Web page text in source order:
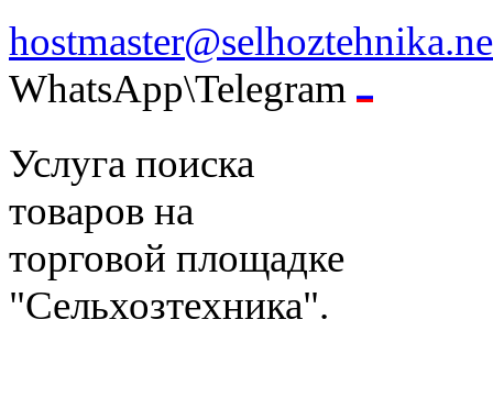
WhatsApp\Telegram
Услуга поиска
товаров на
торговой площадке
"Сельхозтехника".